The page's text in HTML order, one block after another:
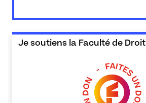
Je soutiens la Faculté de Droit